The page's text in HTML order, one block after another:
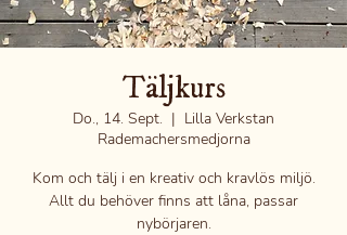
Täljkurs
Do., 14. Sept.
  |
Lilla Verkstan
Rademachersmedjorna
Kom och tälj i en kreativ och kravlös miljö.
Allt du behöver finns att låna, passar
nybörjaren.